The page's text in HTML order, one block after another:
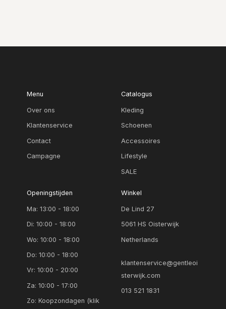
Menu
Over ons
Klantenservice
Contact
Campagne
Catalogus
Kleding
Schoenen
Accessoires
Lifestyle
SALE
Openingstijden
Ma: 13:00 - 18:00
Di: 10:00 - 18:00
Wo: 10:00 - 18:00
Do: 10:00 - 18:00
Vr: 10:00 - 20:00
Za: 10:00 - 17:00
Zo:Koopzondagen (klik
Winkel
De Lind 27
5061 HS Oisterwijk
Netherlands
klantenservice@gentleoi
sterwijk.com
013 521 1831